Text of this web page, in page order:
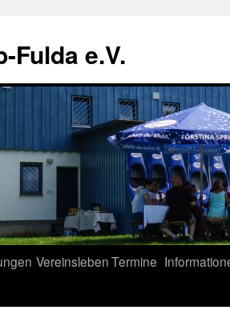
Fulda e.V.
VereinslebenTermine